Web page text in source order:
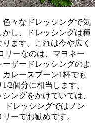
々なドレッシングで気
し、ドレッシングは種
ます。これは今や広く
リーなのは、マヨネー
ザードレッシングのよ
レースプーン1杯でも
2個分に相当します。
ングをかけていては、
ドレッシングではノン
ーでお勧めです。